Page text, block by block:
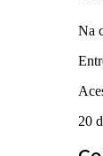
Na
20